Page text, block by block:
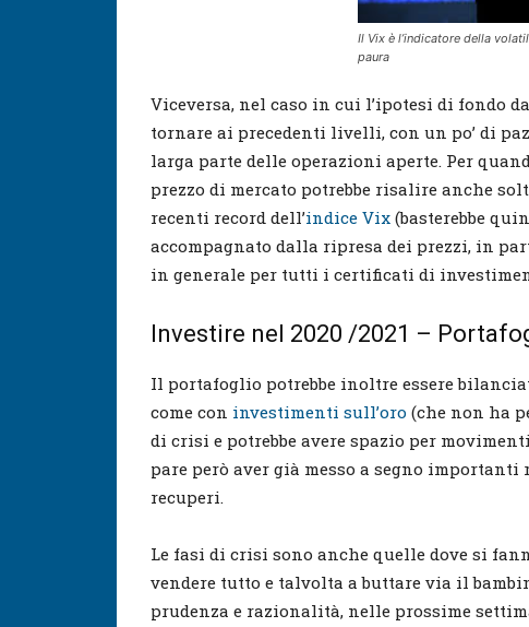
Il Vix è l’indicatore della
paura
Viceversa, nel caso in cui l’ipotesi di fondo
tornare ai precedenti livelli, con un po’ di
larga parte delle operazioni aperte. Per
prezzo di mercato potrebbe risalire anche
recenti record dell’indice Vix (basterebbe
accompagnato dalla ripresa dei prezzi, in
in generale per tutti i certificati di
Investire nel 2020 /2021 –
Il portafoglio potrebbe inoltre essere
come con investimenti sull’oro (che non ha
di crisi e potrebbe avere spazio per
pare però aver già messo a segno
recuperi.
Le fasi di crisi sono anche quelle dove si
vendere tutto e talvolta a buttare via il
prudenza e razionalità, nelle prossime